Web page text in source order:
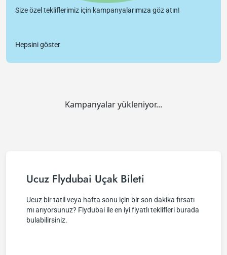
Size özel tekliflerimiz için kampanyalarımıza göz atın!
Hepsini göster
Kampanyalar yükleniyor...
Ucuz Flydubai Uçak Bileti
Ucuz bir tatil veya hafta sonu için bir son dakika fırsatı
mı arıyorsunuz? Flydubai ile en iyi fiyatlı teklifleri burada
bulabilirsiniz.